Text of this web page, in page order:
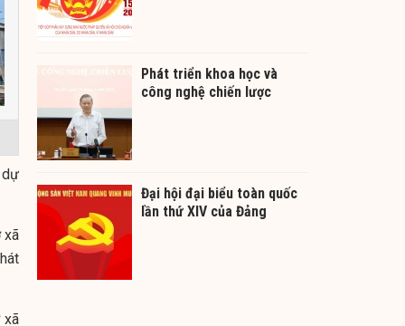
xã
xã
Phát triển khoa học và
công nghệ chiến lược
Đại hội đại biểu toàn quốc
lần thứ XIV của Đảng